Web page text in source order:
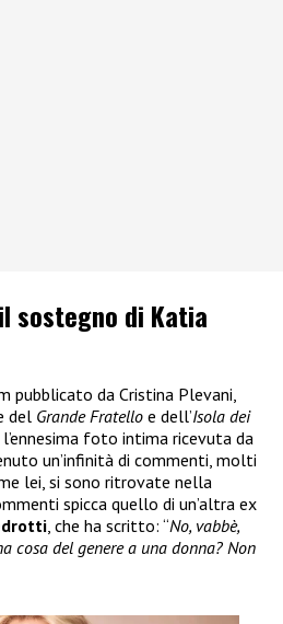
sostegno di Katia
pubblicato da Cristina Plevani,
del Grande Fratello e dell’Isola dei
foto intima ricevuta da
un’infinità di commenti, molti
lei, si sono ritrovate nella
spicca quello di un’altra ex
, che ha scritto: “No, vabbè,
cosa del genere a una donna? Non